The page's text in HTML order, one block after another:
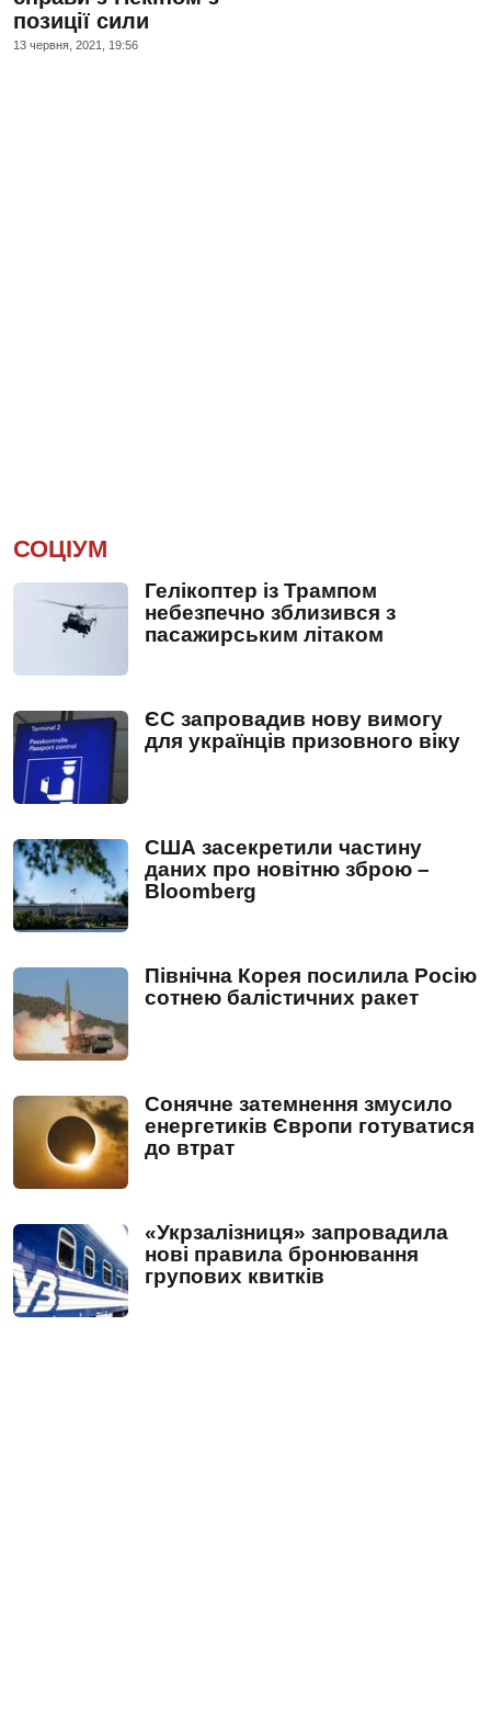
позиції сили
13 червня, 2021, 19:56
СОЦІУМ
Гелікоптер із Трампом
небезпечно зблизився з
пасажирським літаком
ЄС запровадив нову вимогу
для українців призовного віку
США засекретили частину
даних про новітню зброю –
Bloomberg
Північна Корея посилила Росію
сотнею балістичних ракет
Сонячне затемнення змусило
енергетиків Європи готуватися
до втрат
«Укрзалізниця» запровадила
нові правила бронювання
групових квитків